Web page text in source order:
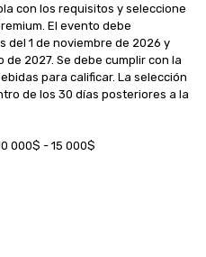
con los requisitos y seleccione
El evento debe
1 de noviembre de 2026 y
2027. Se debe cumplir con la
para calificar. La selección
de los 30 días posteriores a la
000$ - 15 000$